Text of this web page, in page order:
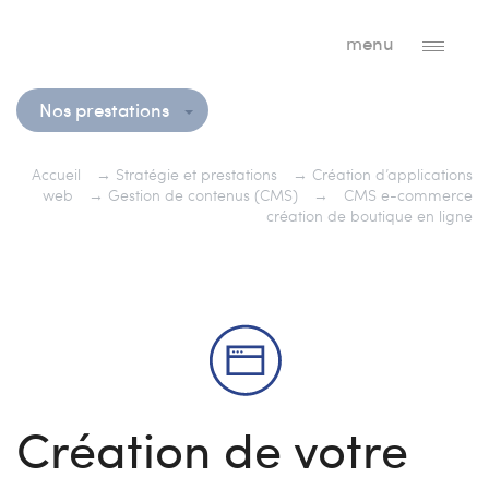
Nos prestations
menu
Accueil → Stratégie et prestations → Création d’applications
web
→ Gestion de contenus (CMS) →
CMS e-commerce
création de boutique en ligne
Création de votre